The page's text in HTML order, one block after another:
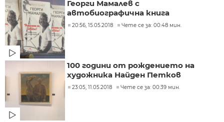
Георги Мамалев с
автобиографична книга
20:56, 15.05.2018 Чете се за: 00:48 мин.
100 години от рождението на
художника Найден Петков
23:05, 11.05.2018 Чете се за: 00:39 мин.